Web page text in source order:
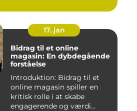
17. jan
Bidrag til et online
magasin: En dybdegående
forståelse
Introduktion: Bidrag til et
online magasin spiller en
kritisk rolle i at skabe
engagerende og værdi...